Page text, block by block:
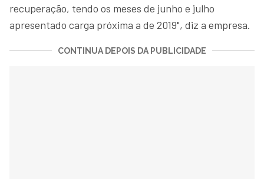
recuperação, tendo os meses de junho e julho
apresentado carga próxima a de 2019", diz a empresa.
CONTINUA DEPOIS DA PUBLICIDADE